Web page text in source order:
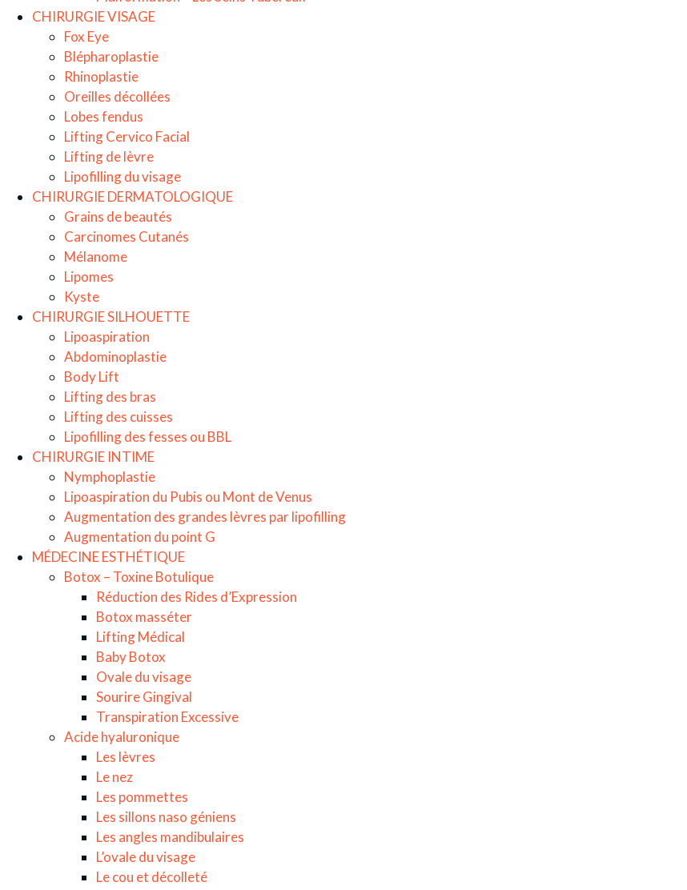
CHIRURGIE VISAGE
Fox Eye
Blépharoplastie
Rhinoplastie
Oreilles décollées
Lobes fendus
Lifting Cervico Facial
Lifting de lèvre
Lipofilling du visage
CHIRURGIE DERMATOLOGIQUE
Grains de beautés
Carcinomes Cutanés
Mélanome
Lipomes
Kyste
CHIRURGIE SILHOUETTE
Lipoaspiration
Abdominoplastie
Body Lift
Lifting des bras
Lifting des cuisses
Lipofilling des fesses ou BBL
CHIRURGIE INTIME
Nymphoplastie
Lipoaspiration du Pubis ou Mont de Venus
Augmentation des grandes lèvres par lipofilling
Augmentation du point G
MÉDECINE ESTHÉTIQUE
Botox – Toxine Botulique
Réduction des Rides d’Expression
Botox masséter
Lifting Médical
Baby Botox
Ovale du visage
Sourire Gingival
Transpiration Excessive
Acide hyaluronique
Les lèvres
Le nez
Les pommettes
Les sillons naso géniens
Les angles mandibulaires
L’ovale du visage
Le cou et décolleté